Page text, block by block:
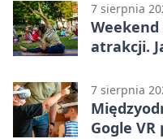
7 sierpnia
Weekend
atrakcji.
7 sierpnia
Gogle